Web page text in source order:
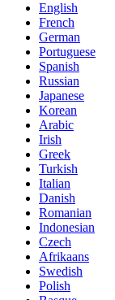
English
French
German
Portuguese
Spanish
Russian
Japanese
Korean
Arabic
Irish
Greek
Turkish
Italian
Danish
Romanian
Indonesian
Czech
Afrikaans
Swedish
Polish